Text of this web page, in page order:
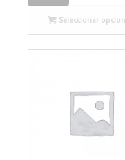
Seleccionar